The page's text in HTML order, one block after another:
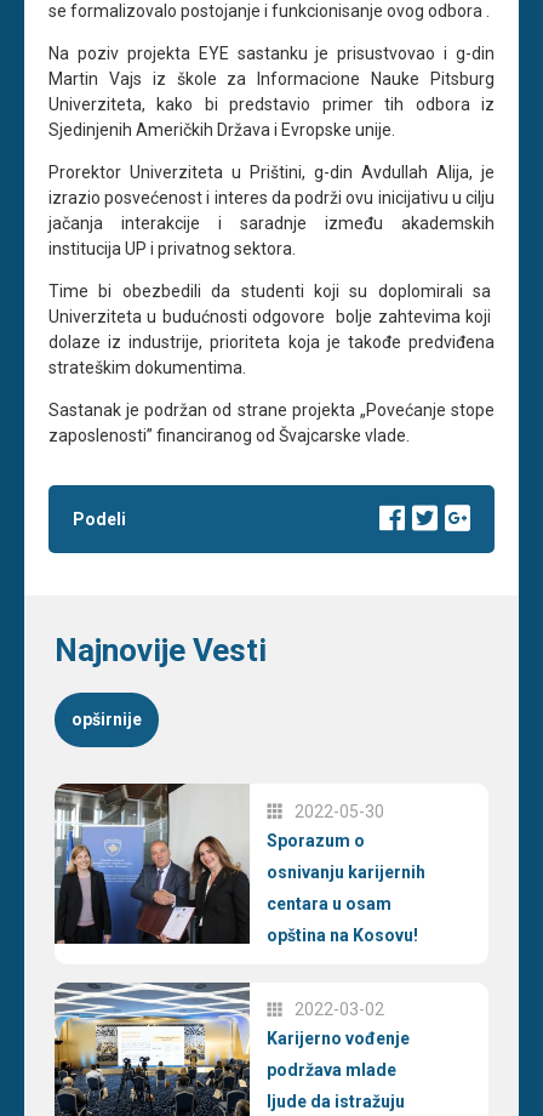
se formalizovalo postojanje i funkcionisanje ovog odbora .
Na poziv projekta EYE sastanku je prisustvovao i g-din
Martin Vajs iz škole za Informacione Nauke Pitsburg
Univerziteta, kako bi predstavio primer tih odbora iz
Sjedinjenih Američkih Država i Evropske unije.
Prorektor Univerziteta u Prištini, g-din Avdullah Alija, je
izrazio posvećenost i interes da podrži ovu inicijativu u cilju
jačanja interakcije i saradnje između akademskih
institucija UP i privatnog sektora.
Time bi obezbedili da studenti koji su doplomirali sa
Univerziteta u budućnosti odgovore bolje zahtevima koji
dolaze iz industrije, prioriteta koja je takođe predviđena
strateškim dokumentima.
Sastanak je podržan od strane projekta „Povećanje stope
zaposlenosti” financiranog od Švajcarske vlade.
Podeli
Najnovije Vesti
opširnije
2022-05-30
Sporazum o
osnivanju karijernih
centara u osam
opština na Kosovu!
2022-03-02
Karijerno vođenje
podržava mlade
ljude da istražuju